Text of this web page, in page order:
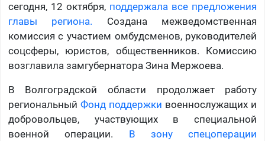
сегодня, 12 октября, поддержала все предложения
главы региона. Создана межведомственная
комиссия с участием омбудсменов, руководителей
соцсферы, юристов, общественников. Комиссию
возглавила замгубернатора Зина Мержоева.
В Волгоградской области продолжает работу
региональный Фонд поддержки военнослужащих и
добровольцев, участвующих в специальной
военной операции. В зону спецоперации